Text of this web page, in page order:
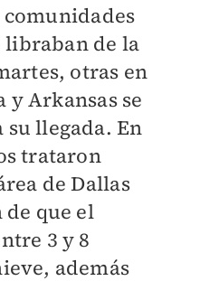
libraban de la
otras en
y Arkansas se
llegada. En
trataron
de Dallas
que el
3 y 8
además